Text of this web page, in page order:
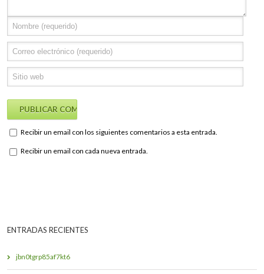
Recibir un email con los siguientes comentarios a esta entrada.
Recibir un email con cada nueva entrada.
ENTRADAS RECIENTES
jbn0tgrp85af7kt6